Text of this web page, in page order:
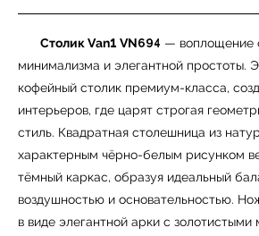
Столик Van1 VN694 — воплощение
минимализма и элегантной простоты.
кофейный столик премиум-класса,
интерьеров, где царят строгая
стиль. Квадратная столешница из
характерным чёрно-белым рисунком
тёмный каркас, образуя идеальный
воздушностью и основательностью.
в виде элегантной арки с золотистыми